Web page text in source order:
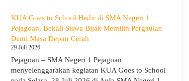
TKA:
SMA
Gelar
Workshop
KUA Goes to School Hadir di SMA Negeri 1
Pejagoan, Bekali Siswa Bijak Memilih Pergaulan
Demi Masa Depan Cerah
29 Juli 2026
Pejagoan – SMA Negeri 1 Pejagoan
menyelenggarakan kegiatan KUA Goes to School